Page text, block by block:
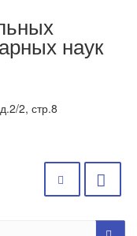
наук
2, стр.8